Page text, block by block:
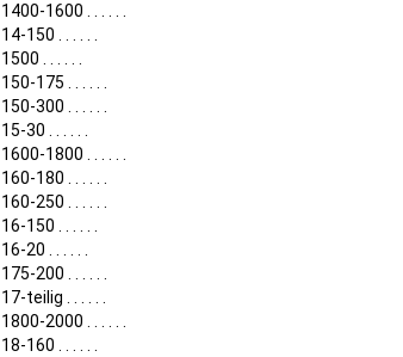
1400-1600 . . . . . .
14-150 . . . . . .
1500 . . . . . .
150-175 . . . . . .
150-300 . . . . . .
15-30 . . . . . .
1600-1800 . . . . . .
160-180 . . . . . .
160-250 . . . . . .
16-150 . . . . . .
16-20 . . . . . .
175-200 . . . . . .
17-teilig . . . . . .
1800-2000 . . . . . .
18-160 . . . . . .